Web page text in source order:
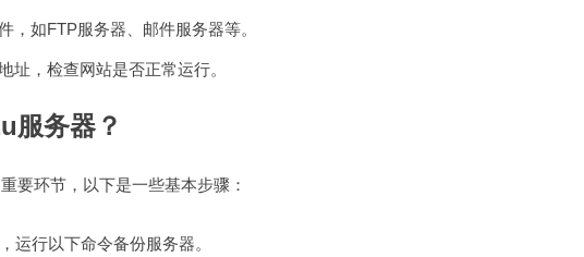
，如FTP服务器、邮件服务器等。
址，检查网站是否正常运行。
服务器？
要环节，以下是一些基本步骤：
运行以下命令备份服务器。